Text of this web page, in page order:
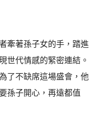
牽著孫子女的手，踏進
世代情感的緊密連結。
了不缺席這場盛會，他
孫子開心，再遠都值